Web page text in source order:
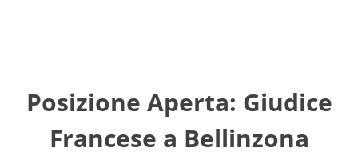
Posizione Aperta: Giudice
Francese a Bellinzona